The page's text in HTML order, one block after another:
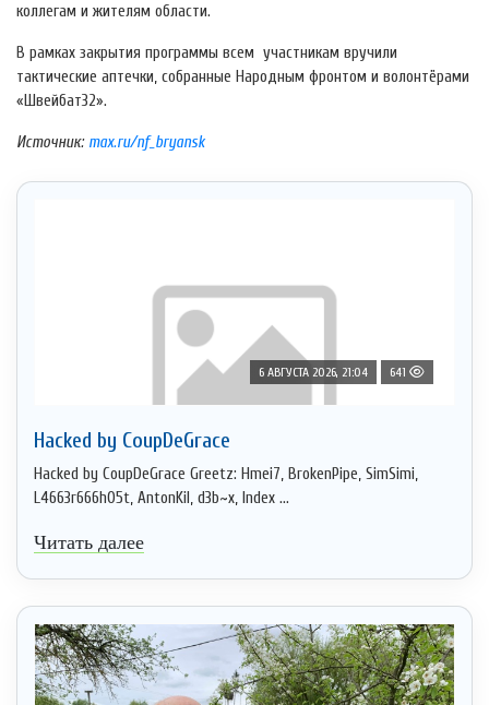
коллегам и жителям области.
В рамках закрытия программы всем участникам вручили
тактические аптечки, собранные Народным фронтом и волонтёрами
«Швейбат32».
Источник: max.ru/nf_bryansk
6 АВГУСТА 2026, 21:04 641
Hacked by CoupDeGrace
Hacked by CoupDeGrace Greetz: Hmei7, BrokenPipe, SimSimi,
L4663r666h05t, AntonKil, d3b~x, Index ...
Читать далее